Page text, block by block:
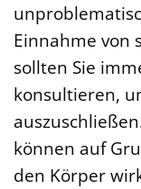
Einnahme von
sollten Sie
konsultieren,
können auf
den Körper